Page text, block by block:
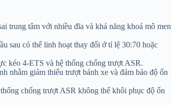
trung tâm với nhiều đĩa và khả năng khoá mô men
sau có thể linh hoạt thay đổi ở tỉ lệ 30:70 hoặc
kéo 4-ETS và hệ thống chống trượt ASR.
nhằm giảm thiểu trượt bánh xe và đảm bảo độ ổn
chống trượt ASR không thể khôi phục độ ổn